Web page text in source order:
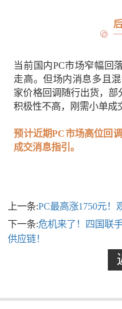
当前国内PC市场窄幅回
走高。但场内消息多且
家价格回调随行出货，
积极性不高，刚需小单成
预计近期PC市场高位回
成交消息指引。
上一条:PC最高涨1750元！
下一条:危机来了！四国联
供应链！